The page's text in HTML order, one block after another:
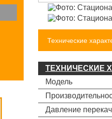
Технические
ТЕХНИЧЕСКИЕ
Модель
Давление